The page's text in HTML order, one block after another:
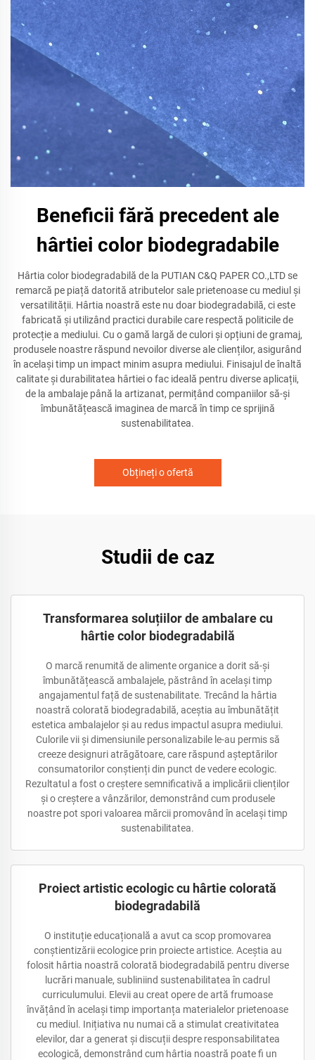
Beneficii fără precedent ale
hârtiei color biodegradabile
Hârtia color biodegradabilă de la PUTIAN C&Q PAPER CO.,LTD se
remarcă pe piață datorită atributelor sale prietenoase cu mediul și
versatilității. Hârtia noastră este nu doar biodegradabilă, ci este
fabricată și utilizând practici durabile care respectă politicile de
protecție a mediului. Cu o gamă largă de culori și opțiuni de gramaj,
produsele noastre răspund nevoilor diverse ale clienților, asigurând
în același timp un impact minim asupra mediului. Finisajul de înaltă
calitate și durabilitatea hârtiei o fac ideală pentru diverse aplicații,
de la ambalaje până la artizanat, permițând companiilor să-și
îmbunătățească imaginea de marcă în timp ce sprijină
sustenabilitatea.
Obțineți o ofertă
Studii de caz
Transformarea soluțiilor de ambalare cu
hârtie color biodegradabilă
O marcă renumită de alimente organice a dorit să-și
îmbunătățească ambalajele, păstrând în același timp
angajamentul față de sustenabilitate. Trecând la hârtia
noastră colorată biodegradabilă, aceștia au îmbunătățit
estetica ambalajelor și au redus impactul asupra mediului.
Culorile vii și dimensiunile personalizabile le-au permis să
creeze designuri atrăgătoare, care răspund așteptărilor
consumatorilor conștienți din punct de vedere ecologic.
Rezultatul a fost o creștere semnificativă a implicării clienților
și o creștere a vânzărilor, demonstrând cum produsele
noastre pot spori valoarea mărcii promovând în același timp
sustenabilitatea.
Proiect artistic ecologic cu hârtie colorată
biodegradabilă
O instituție educațională a avut ca scop promovarea
conștientizării ecologice prin proiecte artistice. Aceștia au
folosit hârtia noastră colorată biodegradabilă pentru diverse
lucrări manuale, subliniind sustenabilitatea în cadrul
curriculumului. Elevii au creat opere de artă frumoase
învățând în același timp importanța materialelor prietenoase
cu mediul. Inițiativa nu numai că a stimulat creativitatea
elevilor, dar a generat și discuții despre responsabilitatea
ecologică, demonstrând cum hârtia noastră poate fi un